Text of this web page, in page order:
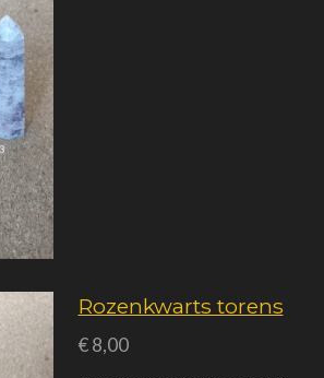
Rozenkwarts torens
€ 8,00